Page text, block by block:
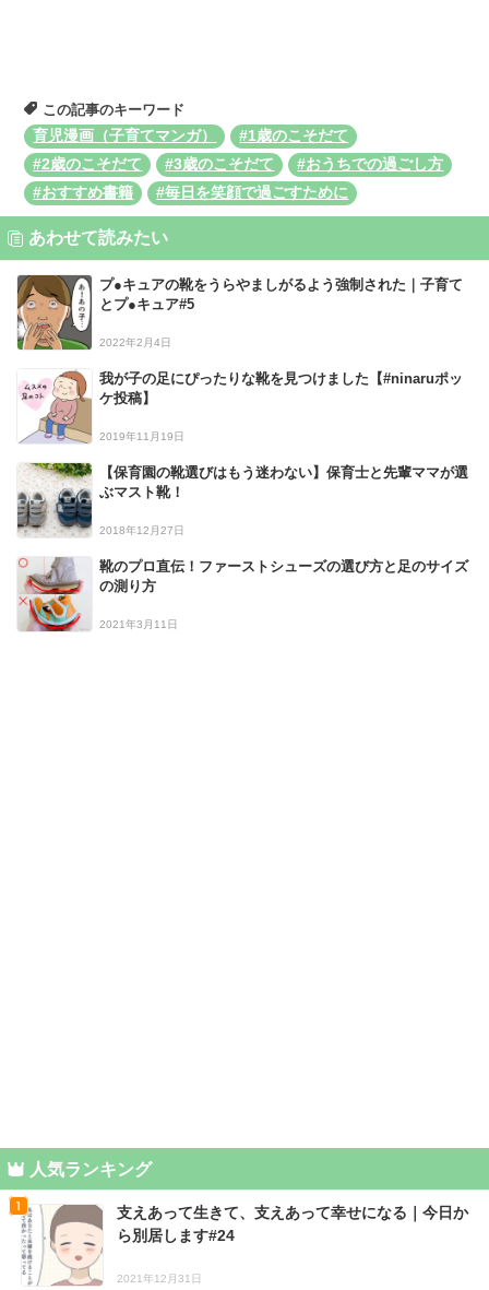
この記事のキーワード
育児漫画（子育てマンガ）
#1歳のこそだて
#2歳のこそだて
#3歳のこそだて
#おうちでの過ごし方
#おすすめ書籍
#毎日を笑顔で過ごすために
あわせて読みたい
プ●キュアの靴をうらやましがるよう強制された｜子育て
とプ●キュア#5
2022年2月4日
我が子の足にぴったりな靴を見つけました【#ninaruポッ
ケ投稿】
2019年11月19日
【保育園の靴選びはもう迷わない】保育士と先輩ママが選
ぶマスト靴！
2018年12月27日
靴のプロ直伝！ファーストシューズの選び方と足のサイズ
の測り方
2021年3月11日
人気ランキング
支えあって生きて、支えあって幸せになる｜今日か
ら別居します#24
2021年12月31日